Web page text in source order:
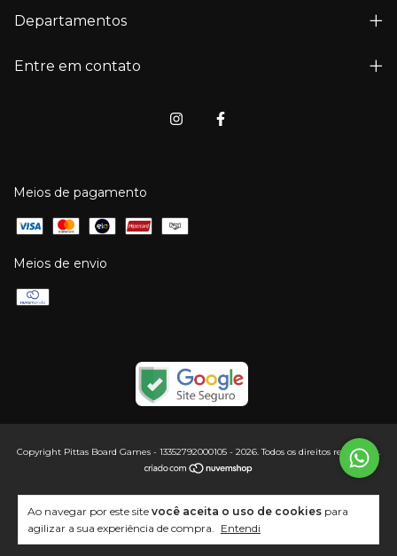
Ao navegar por este site você aceita o uso de cookies para
agilizar a sua experiência de compra. Entendi
Departamentos
Entre em contato
Meios de pagamento
Meios de envio
Copyright Pittas Board Games - 13352792000105 - 2026. Todos os direitos reservados.